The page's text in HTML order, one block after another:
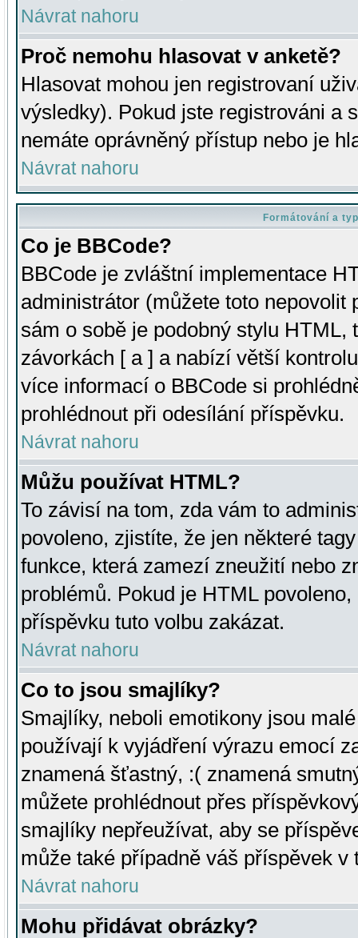
Návrat nahoru
Proč nemohu hlasovat v anketě?
Hlasovat mohou jen registrovaní
výsledky). Pokud jste registrováni a
nemáte oprávněný přístup nebo je
Návrat nahoru
Formátování a
Co je BBCode?
BBCode je zvláštní implementace
administrátor (můžete toto
sám o sobě je podobný stylu HTML,
závorkách [ a ] a nabízí větší
více informací o BBCode si
prohlédnout při odesílání příspěvku.
Návrat nahoru
Můžu používat HTML?
To závisí na tom, zda vám to
povoleno, zjistíte, že jen některé
funkce, která zamezí zneužití nebo
problémů. Pokud je HTML
příspěvku tuto volbu zakázat.
Návrat nahoru
Co to jsou smajlíky?
Smajlíky, neboli emotikony jsou
používají k vyjádření výrazu emocí
znamená šťastný, :( znamená
můžete prohlédnout přes
smajlíky nepřeužívat, aby se
může také případně váš příspěvek v
Návrat nahoru
Mohu přidávat obrázky?